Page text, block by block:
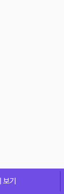
보기
며 통신판매의 당사자가